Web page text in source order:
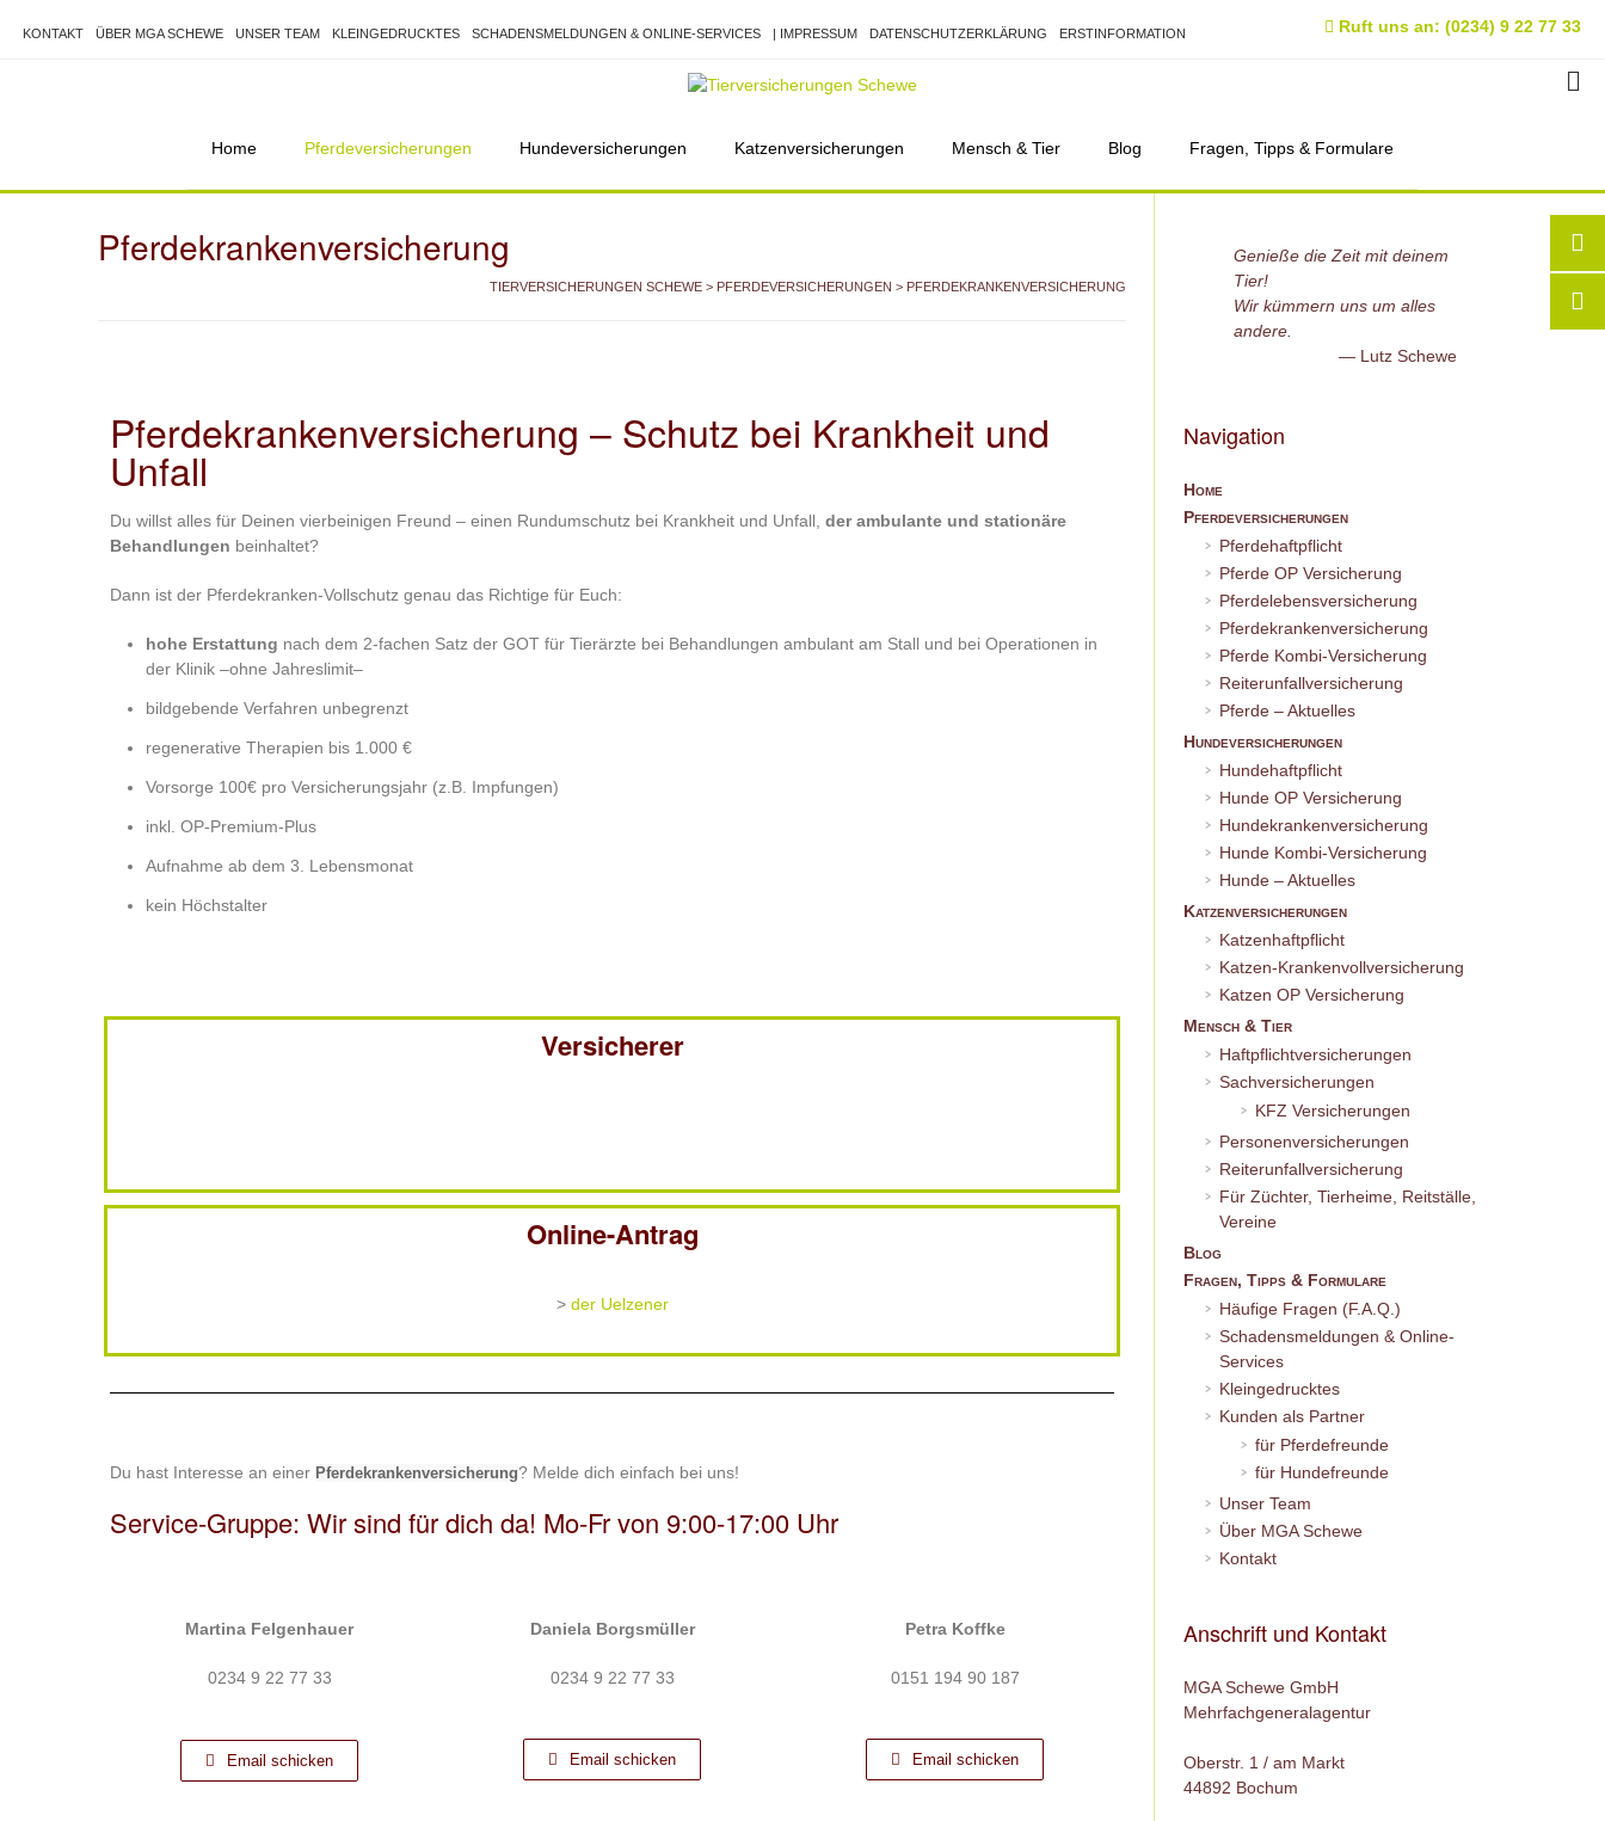
KONTAKT ÜBER MGA SCHEWE UNSER TEAM KLEINGEDRUCKTES SCHADENSMELDUNGEN & ONLINE-SERVICES | IMPRESSUM DATENSCHUTZERKLÄRUNG ERSTINFORMATION Ruft uns an: (0234) 9 22 77 33
Home Pferdeversicherungen Hundeversicherungen Katzenversicherungen Mensch & Tier Blog Fragen, Tipps & Formulare
Pferdekrankenversicherung
TIERVERSICHERUNGEN SCHEWE > PFERDEVERSICHERUNGEN > PFERDEKRANKENVERSICHERUNG
Pferdekrankenversicherung – Schutz bei Krankheit und
Unfall
Du willst alles für Deinen vierbeinigen Freund – einen Rundumschutz bei Krankheit und Unfall, der ambulante und stationäre
Behandlungen beinhaltet?
Dann ist der Pferdekranken-Vollschutz genau das Richtige für Euch:
hohe Erstattung nach dem 2-fachen Satz der GOT für Tierärzte bei Behandlungen ambulant am Stall und bei Operationen in
der Klinik –ohne Jahreslimit–
bildgebende Verfahren unbegrenzt
regenerative Therapien bis 1.000 €
Vorsorge 100€ pro Versicherungsjahr (z.B. Impfungen)
inkl. OP-Premium-Plus
Aufnahme ab dem 3. Lebensmonat
kein Höchstalter
Versicherer
Online-Antrag
> der Uelzener
Du hast Interesse an einer Pferdekrankenversicherung? Melde dich einfach bei uns!
Service-Gruppe: Wir sind für dich da! Mo-Fr von 9:00-17:00 Uhr
Martina Felgenhauer
0234 9 22 77 33
Email schicken
Daniela Borgsmüller
0234 9 22 77 33
Email schicken
Petra Koffke
0151 194 90 187
Email schicken
Genieße die Zeit mit deinem
Tier!
Wir kümmern uns um alles
andere.
Lutz Schewe
Navigation
Home
Pferdeversicherungen
Pferdehaftpflicht
Pferde OP Versicherung
Pferdelebensversicherung
Pferdekrankenversicherung
Pferde Kombi-Versicherung
Reiterunfallversicherung
Pferde – Aktuelles
Hundeversicherungen
Hundehaftpflicht
Hunde OP Versicherung
Hundekrankenversicherung
Hunde Kombi-Versicherung
Hunde – Aktuelles
Katzenversicherungen
Katzenhaftpflicht
Katzen-Krankenvollversicherung
Katzen OP Versicherung
Mensch & Tier
Haftpflichtversicherungen
Sachversicherungen
KFZ Versicherungen
Personenversicherungen
Reiterunfallversicherung
Für Züchter, Tierheime, Reitställe,
Vereine
Blog
Fragen, Tipps & Formulare
Häufige Fragen (F.A.Q.)
Schadensmeldungen & Online-
Services
Kleingedrucktes
Kunden als Partner
für Pferdefreunde
für Hundefreunde
Unser Team
Über MGA Schewe
Kontakt
Anschrift und Kontakt
MGA Schewe GmbH
Mehrfachgeneralagentur
Oberstr. 1 / am Markt
44892 Bochum